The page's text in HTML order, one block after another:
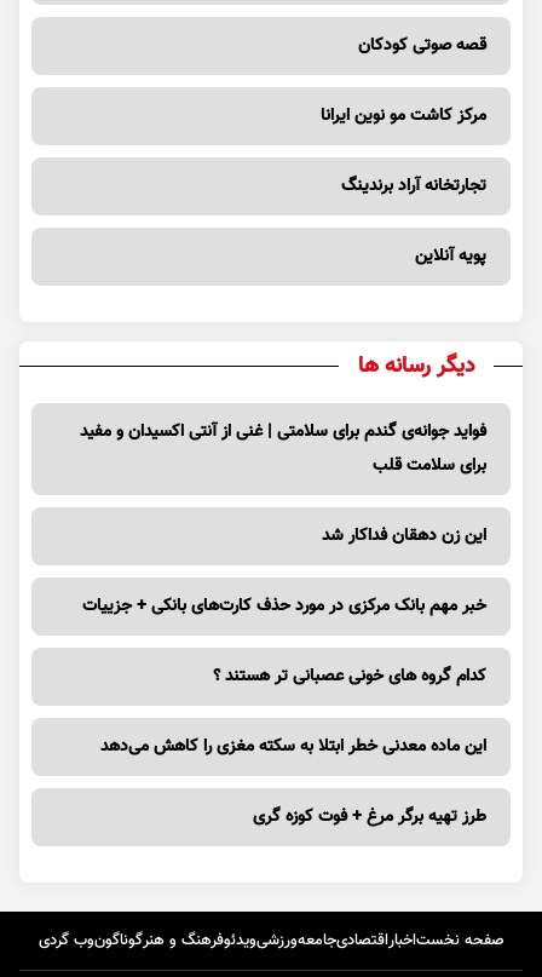
قصه صوتی کودکان
مرکز کاشت مو نوین ایرانا
تجارتخانه آراد برندینگ
پویه آنلاین
دیگر رسانه ها
فواید جوانه‌ی گندم برای سلامتی | غنی از آنتی اکسیدان و مفید
برای سلامت قلب
این زن دهقان فداکار شد
خبر مهم بانک مرکزی در مورد حذف کارت‌های بانکی + جزییات
کدام گروه های خونی عصبانی تر هستند ؟
این ماده معدنی خطر ابتلا به سکته مغزی را کاهش می‌دهد
طرز تهیه برگر مرغ + فوت کوزه گری
صفحه نخستاخباراقتصادیجامعهورزشیویدئوفرهنگ و هنرگوناگونوب گردی